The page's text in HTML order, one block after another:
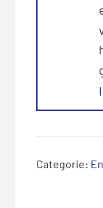
Categorie: